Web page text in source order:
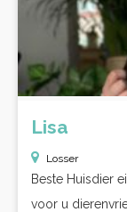
Lisa
Losser
Beste Huisdier
voor u